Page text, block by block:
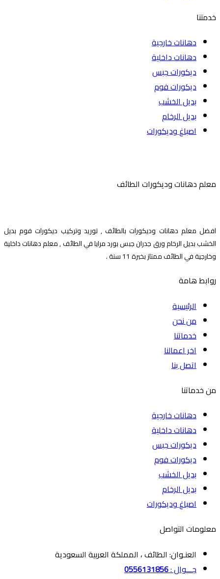
خدمتنا
دهانات خارجية
دهانات داخلية
ديكورات جبس
ديكورات فوم
بديل الخشب
بديل الرخام
اصباغ وديكورات
معلم دهانات وديكورات الطائف
افضل معلم دهانات وديكورات بالطائف , توريد وتركيب ديكورات فوم بديل
الخشب بديل الرخام ورق جدران جبس بورد مرايا في الطائف , معلم دهانات داخلية
وخارجية في الطائف ممتاز بخبرة 11 سنة .
روابط هامة
الرئيسية
من نحن
خدماتنا
اخر اعمالنا
اتصل بنا
من خدماتنا
دهانات خارجية
دهانات داخلية
ديكورات جبس
ديكورات فوم
بديل الخشب
بديل الرخام
اصباغ وديكورات
معلومات التواصل
العنـوان: الطائف ، المملكة العربية السعودية
جـــوال :0556131856